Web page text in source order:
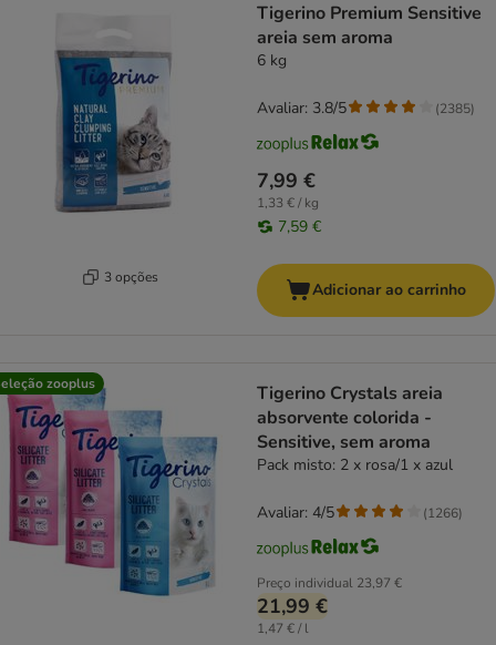
3 opções
Tigerino Premium Sensitive
areia sem aroma
6 kg
7,99 €
1,33 € / kg
7,59 €
Avaliar: 3.8/5 (2385)
Adicionar ao carrinho
zooplus
Tigerino Crystals areia
absorvente colorida -
Sensitive, sem aroma
Pack misto: 2 x rosa/1 x azul
Preço individual 23,97 €
21,99 €
1,47 € / l
Avaliar: 4/5 (1266)